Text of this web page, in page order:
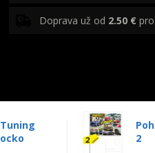
Doprava už od 2.50 €
Tuning
ocko
2